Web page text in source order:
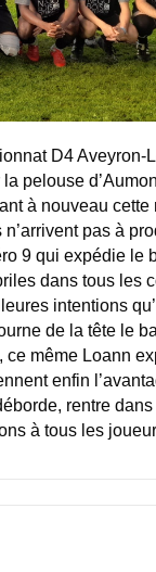
D4
pelouse
à nouveau
pas à
9 qui expédie
dans tous
intentions
de la tête le
même Loann
enfin
rentre
à tous les